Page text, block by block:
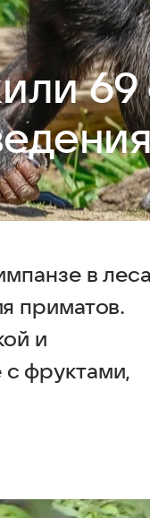
в
приматов.
и
фруктами,